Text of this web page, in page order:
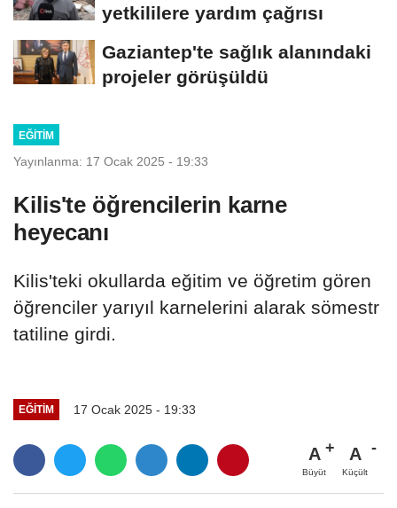
yetkililere yardım çağrısı
Gaziantep'te sağlık alanındaki
projeler görüşüldü
EĞITIM
Yayınlanma: 17 Ocak 2025 - 19:33
Kilis'te öğrencilerin karne
heyecanı
Kilis'teki okullarda eğitim ve öğretim gören
öğrenciler yarıyıl karnelerini alarak sömestr
tatiline girdi.
EĞITIM 17 Ocak 2025 - 19:33
A
Büyüt
A
Küçült